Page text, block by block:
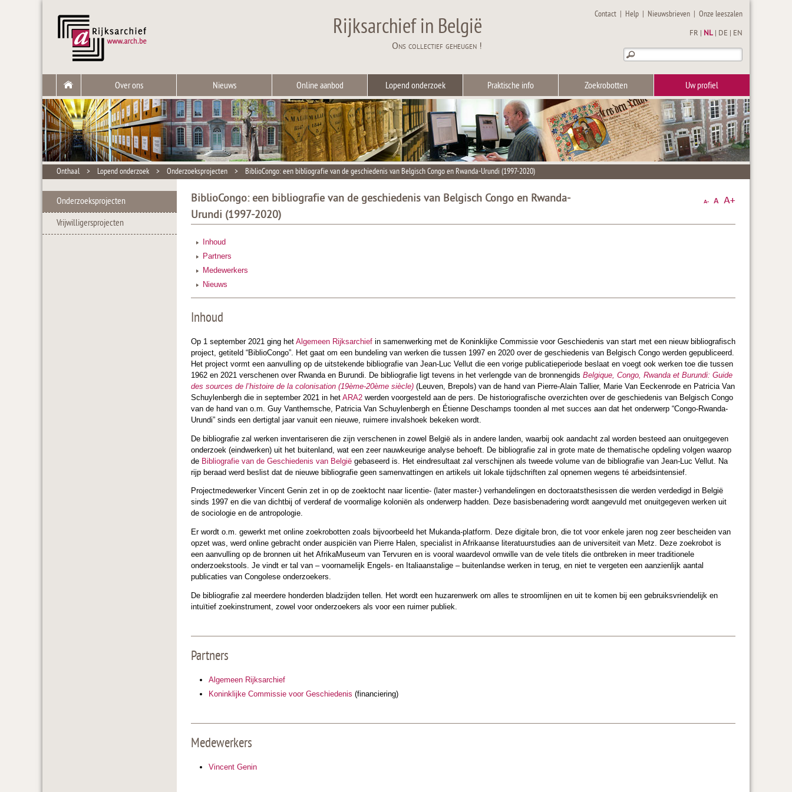
Rijksarchief in België
Ons collectief geheugen !
Contact | Help | Nieuwsbrieven |Onze leeszalen
FR NL DE EN
Over ons Nieuws Online aanbod Lopend onderzoek Praktische info Zoekrobotten Uw profiel
Onthaal > Lopend onderzoek > Onderzoeksprojecten > BiblioCongo: een bibliografie van de geschiedenis van Belgisch Congo en Rwanda-Urundi (1997-2020)
Onderzoeksprojecten
Vrijwilligersprojecten
BiblioCongo: een bibliografie van de geschiedenis van Belgisch Congo en Rwanda-
Urundi (1997-2020)
Inhoud
Partners
Medewerkers
Nieuws
Inhoud
Op 1 september 2021 ging het Algemeen Rijksarchief in samenwerking met de Koninklijke Commissie voor Geschiedenis van start met een nieuw bibliografisch
project, getiteld “BiblioCongo”. Het gaat om een bundeling van werken die tussen 1997 en 2020 over de geschiedenis van Belgisch Congo werden gepubliceerd.
Het project vormt een aanvulling op de uitstekende bibliografie van Jean-Luc Vellut die een vorige publicatieperiode beslaat en voegt ook werken toe die tussen
1962 en 2021 verschenen over Rwanda en Burundi. De bibliografie ligt tevens in het verlengde van de bronnengids Belgique, Congo, Rwanda et Burundi: Guide
des sources de l’histoire de la colonisation (19ème-20ème siècle) (Leuven, Brepols) van de hand van Pierre-Alain Tallier, Marie Van Eeckenrode en Patricia Van
Schuylenbergh die in september 2021 in het ARA2 werden voorgesteld aan de pers. De historiografische overzichten over de geschiedenis van Belgisch Congo
van de hand van o.m. Guy Vanthemsche, Patricia Van Schuylenbergh en Étienne Deschamps toonden al met succes aan dat het onderwerp “Congo-Rwanda-
Urundi” sinds een dertigtal jaar vanuit een nieuwe, ruimere invalshoek bekeken wordt.
De bibliografie zal werken inventariseren die zijn verschenen in zowel België als in andere landen, waarbij ook aandacht zal worden besteed aan onuitgegeven
onderzoek (eindwerken) uit het buitenland, wat een zeer nauwkeurige analyse behoeft. De bibliografie zal in grote mate de thematische opdeling volgen waarop
de Bibliografie van de Geschiedenis van België gebaseerd is. Het eindresultaat zal verschijnen als tweede volume van de bibliografie van Jean-Luc Vellut. Na
rijp beraad werd beslist dat de nieuwe bibliografie geen samenvattingen en artikels uit lokale tijdschriften zal opnemen wegens té arbeidsintensief.
Projectmedewerker Vincent Genin zet in op de zoektocht naar licentie- (later master-) verhandelingen en doctoraatsthesissen die werden verdedigd in België
sinds 1997 en die van dichtbij of verderaf de voormalige koloniën als onderwerp hadden. Deze basisbenadering wordt aangevuld met onuitgegeven werken uit
de sociologie en de antropologie.
Er wordt o.m. gewerkt met online zoekrobotten zoals bijvoorbeeld het Mukanda-platform. Deze digitale bron, die tot voor enkele jaren nog zeer bescheiden van
opzet was, werd online gebracht onder auspiciën van Pierre Halen, specialist in Afrikaanse literatuurstudies aan de universiteit van Metz. Deze zoekrobot is
een aanvulling op de bronnen uit het AfrikaMuseum van Tervuren en is vooral waardevol omwille van de vele titels die ontbreken in meer traditionele
onderzoekstools. Je vindt er tal van – voornamelijk Engels- en Italiaanstalige – buitenlandse werken in terug, en niet te vergeten een aanzienlijk aantal
publicaties van Congolese onderzoekers.
De bibliografie zal meerdere honderden bladzijden tellen. Het wordt een huzarenwerk om alles te stroomlijnen en uit te komen bij een gebruiksvriendelijk en
intuïtief zoekinstrument, zowel voor onderzoekers als voor een ruimer publiek.
Partners
Algemeen Rijksarchief
Koninklijke Commissie voor Geschiedenis (financiering)
Medewerkers
Vincent Genin